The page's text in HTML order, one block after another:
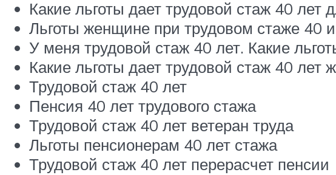
Какие льготы дает трудовой стаж 40 лет
Льготы женщине при трудовом стаже 40
У меня трудовой стаж 40 лет. Какие
Какие льготы дает трудовой стаж 40 лет
Трудовой стаж 40 лет
Пенсия 40 лет трудового стажа
Трудовой стаж 40 лет ветеран труда
Льготы пенсионерам 40 лет стажа
Трудовой стаж 40 лет перерасчет пенсии